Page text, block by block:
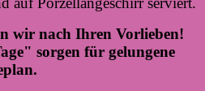
wir nach Ihren Vorlieben!
sorgen für gelungene